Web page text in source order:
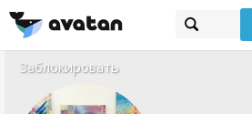
Заблокировать